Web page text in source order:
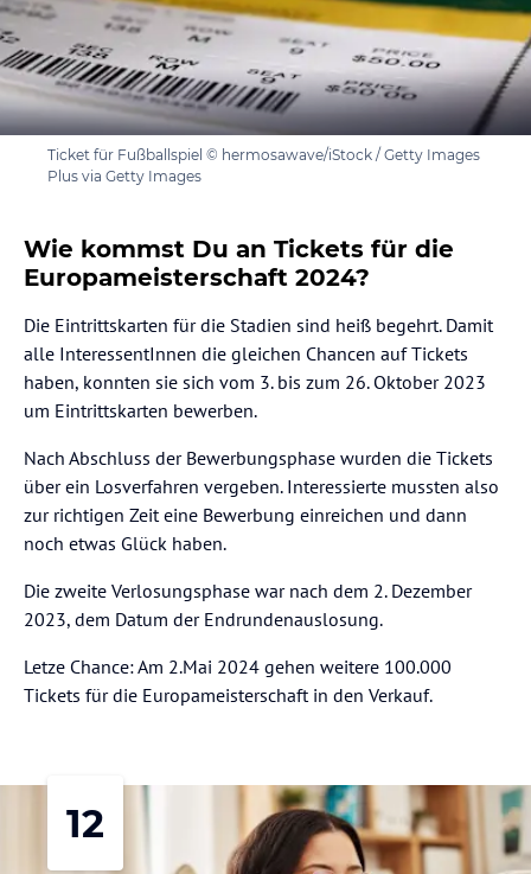
Ticket für Fußballspiel © hermosawave/iStock / Getty Images
Plus via Getty Images
Wie kommst Du an Tickets für die
Europameisterschaft 2024?
Die Eintrittskarten für die Stadien sind heiß begehrt. Damit
alle InteressentInnen die gleichen Chancen auf Tickets
haben, konnten sie sich vom 3. bis zum 26. Oktober 2023
um Eintrittskarten bewerben.
Nach Abschluss der Bewerbungsphase wurden die Tickets
über ein Losverfahren vergeben. Interessierte mussten also
zur richtigen Zeit eine Bewerbung einreichen und dann
noch etwas Glück haben.
Die zweite Verlosungsphase war nach dem 2. Dezember
2023, dem Datum der Endrundenauslosung.
Letze Chance: Am 2.Mai 2024 gehen weitere 100.000
Tickets für die Europameisterschaft in den Verkauf.
12